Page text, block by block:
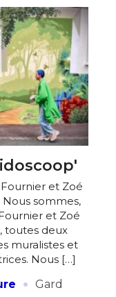
et Zoé
Nous sommes,
et Zoé
toutes deux
muralistes et
Nous […]
· Gard